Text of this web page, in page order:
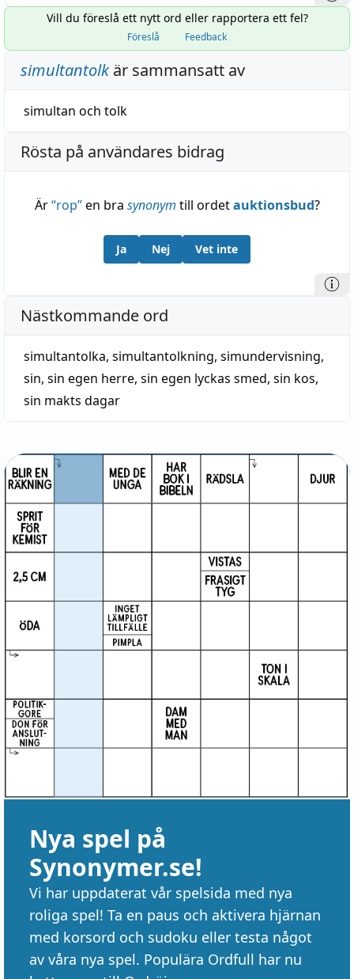
Vill du föreslå ett nytt ord eller rapportera ett fel?
Föreslå Feedback
simultantolkär sammansatt av
simultan och tolk
Rösta på användares bidrag
Är“rop”en bra synonym till ordetauktionsbud?
Ja Nej Vet inte
Nästkommande ord
simultantolka, simultantolkning, simundervisning,
sin, sin egen herre, sin egen lyckas smed, sin kos,
sin makts dagar
Nya spel på
Synonymer.se!
Vi har uppdaterat vår spelsida med nya
roliga spel! Ta en paus och aktivera hjärnan
med korsord och sudoku eller testa något
av våra nya spel. Populära Ordfull har nu